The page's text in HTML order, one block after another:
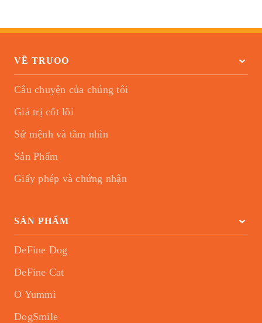
VỀ TRUOO
Câu chuyện của chúng tôi
Giá trị cốt lõi
Sứ mệnh và tầm nhìn
Sản Phẩm
Giấy phép và chứng nhận
SẢN PHẨM
DeFine Dog
DeFine Cat
O Yummi
DogSmile